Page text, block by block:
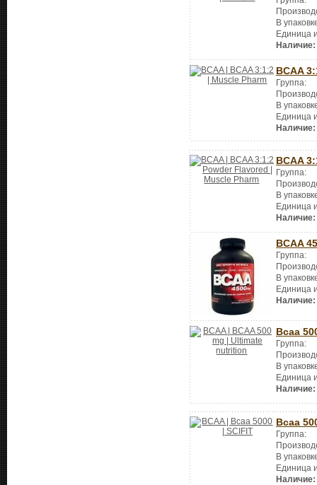
В
Единица
Наличие:
BCAA
Группа:
В
Единица
Наличие:
BCAA
Группа:
В
Единица
Наличие:
BCAA
Группа:
В
Единица
Наличие:
Bcaa
Группа:
В
Единица
Наличие:
Bcaa
Группа:
В
Единица
Наличие: